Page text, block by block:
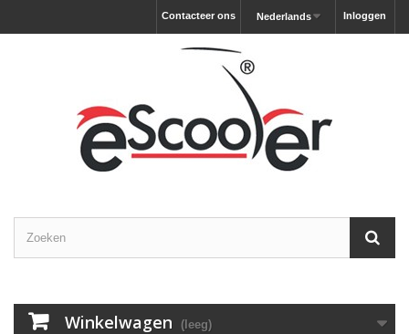
Inloggen
Nederlands
Contacteer ons
Winkelwagen (leeg)